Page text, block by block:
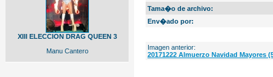
XIII ELECCION DRAG QUEEN 3
Manu Cantero
Tama�o de archivo:
Env�ado por:
Imagen anterior:
20171222 Almuerzo Navidad Mayores